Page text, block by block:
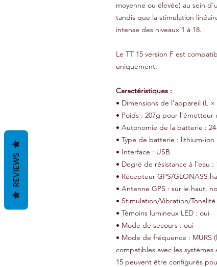
moyenne ou élevée) au sein
tandis que la stimulation
intense des niveaux 1 à 18.
Le TT 15 version F est
uniquement.
Caractéristiques :
• Dimensions de l'appareil (L ×
• Poids : 207g pour
• Autonomie de la batterie :
• Type de batterie : lithium-
• Interface : USB
• Degré de résistance à l'eau :
• Récepteur GPS/GLONASS
• Antenne GPS : sur le haut,
• Stimulation/Vibration/
• Témoins lumineux LED : oui
• Mode de secours : oui
• Mode de fréquence : MURS
compatibles avec les systèmes
15 peuvent être configurés
REVIEWS